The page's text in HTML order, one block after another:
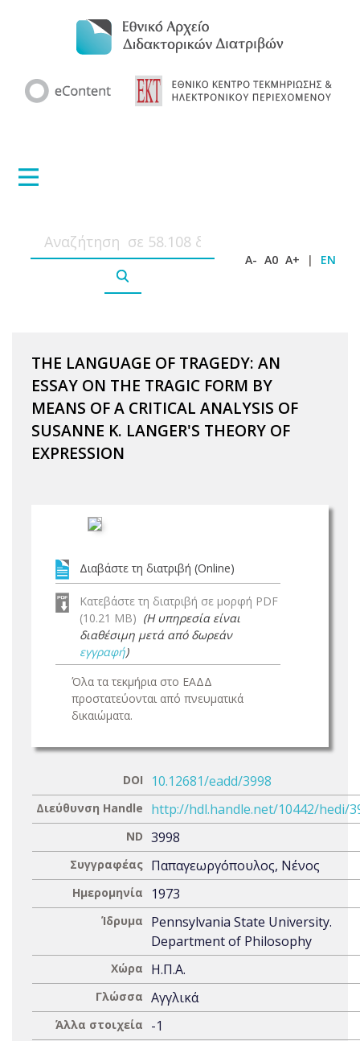
A- A0 A+ | EN
THE LANGUAGE OF TRAGEDY: AN
ESSAY ON THE TRAGIC FORM BY
MEANS OF A CRITICAL ANALYSIS OF
SUSANNE K. LANGER'S THEORY OF
EXPRESSION
Διαβάστε τη διατριβή (Online)
Κατεβάστε τη διατριβή σε μορφή PDF
(10.21 MB) (Η υπηρεσία είναι
διαθέσιμη μετά από δωρεάν
εγγραφή)
Όλα τα τεκμήρια στο ΕΑΔΔ
προστατεύονται από πνευματικά
δικαιώματα.
DOI 10.12681/eadd/3998
Διεύθυνση Handle http://hdl.handle.net/10442/hedi/
ND 3998
Συγγραφέας Παπαγεωργόπουλος, Νένος
Ημερομηνία 1973
Ίδρυμα
Pennsylvania State University.
Department of Philosophy
Χώρα Η.Π.Α.
Γλώσσα Αγγλικά
Άλλα στοιχεία -1